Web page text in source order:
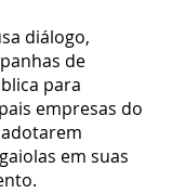
diálogo,
de
para
empresas do
em suas